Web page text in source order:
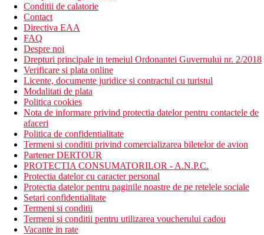
Camera superioara - posibilitate de a folosi programul Privileged
(sectiune rezervata pe plaja, acces la un restaurant tematic a la
carte, prosoape de plaja livrate in camera, reduceri la serviciile
selectate din hotel etc.), aparat de cafea
Descrierea hotelului
hol de intrare cu receptie
piscina cu sectiune pentru copii (sezlonguri, prosoape si
umbrele gratuite)
bar langa piscina
salon de infrumusetare
fitness
restaurantul principal
bar de zi
restaurante tematice (necesita rezervare)
trei baruri
discoteca
cafenea
Wi-Fi (gratuit)
casa de schimb valutar
magazine
Conditii de calatorie
Contact
Directiva EAA
FAQ
Despre noi
Drepturi principale in temeiul Ordonantei Guvernului nr. 2/2018
Verificare si plata online
Licente, documente juridice si contractul cu turistul
Modalitati de plata
Politica cookies
Nota de informare privind protectia datelor pentru contactele de
afaceri
Politica de confidentialitate
Termeni si conditii privind comercializarea biletelor de avion
Partener DERTOUR
PROTECTIA CONSUMATORILOR - A.N.P.C.
Protectia datelor cu caracter personal
Protectia datelor pentru paginile noastre de pe retelele sociale
Setari confidentialitate
Termeni si conditii
Termeni si conditii pentru utilizarea voucherului cadou
Vacante in rate